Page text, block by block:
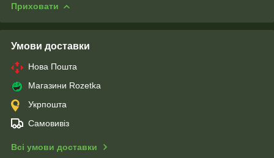
Приховати
Умови доставки
Нова Пошта
Магазини Rozetka
Укрпошта
Самовивіз
Всі умови доставки